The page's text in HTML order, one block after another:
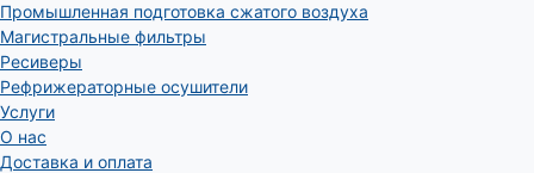
Промышленная подготовка сжатого воздуха
Магистральные фильтры
Ресиверы
Рефрижераторные осушители
Услуги
О нас
Доставка и оплата